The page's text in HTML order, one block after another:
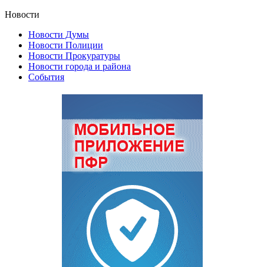
Новости
Новости Думы
Новости Полиции
Новости Прокуратуры
Новости города и района
События